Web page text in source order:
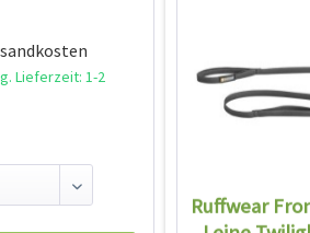
Lieferzeit: 1-2
Ruffwear